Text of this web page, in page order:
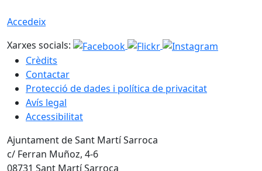
Accedeix
Xarxes socials:
Crèdits
Contactar
Protecció de dades i política de privacitat
Avís legal
Accessibilitat
Ajuntament de Sant Martí Sarroca
c/ Ferran Muñoz, 4-6
08731 Sant Martí Sarroca